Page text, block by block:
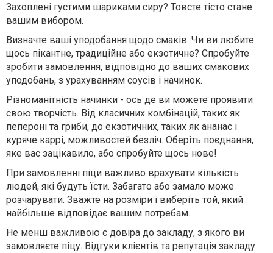
Захоплені густими шариками сиру? Товсте тісто стане
вашим вибором.
Визначте ваші уподобання щодо смаків. Чи ви любите
щось пікантне, традиційне або екзотичне? Спробуйте
зробити замовлення, відповідно до ваших смакових
уподобань, з урахуванням соусів і начинок.
Різноманітність начинки - ось де ви можете проявити
свою творчість. Від класичних комбінацій, таких як
пепероні та гриби, до екзотичних, таких як ананас і
куряче каррі, можливостей безліч. Оберіть поєднання,
яке вас зацікавило, або спробуйте щось нове!
При замовленні піци важливо врахувати кількість
людей, які будуть їсти. Забагато або замало може
розчарувати. Зважте на розміри і виберіть той, який
найбільше відповідає вашим потребам.
Не менш важливою є довіра до закладу, з якого ви
замовляєте піцу. Відгуки клієнтів та репутація закладу